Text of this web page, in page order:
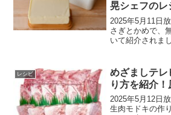
晃シェフのレ
2025年5月11日
さぎとかめで、
いて紹介されま
「無限バター」
毒性が...
レシピ
めざましテレ
り方を紹介
2025年5月12日
生肉モドキの作